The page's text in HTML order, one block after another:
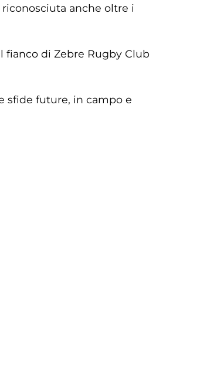
anche oltre i
fianco di Zebre Rugby Club
sfide future, in campo e